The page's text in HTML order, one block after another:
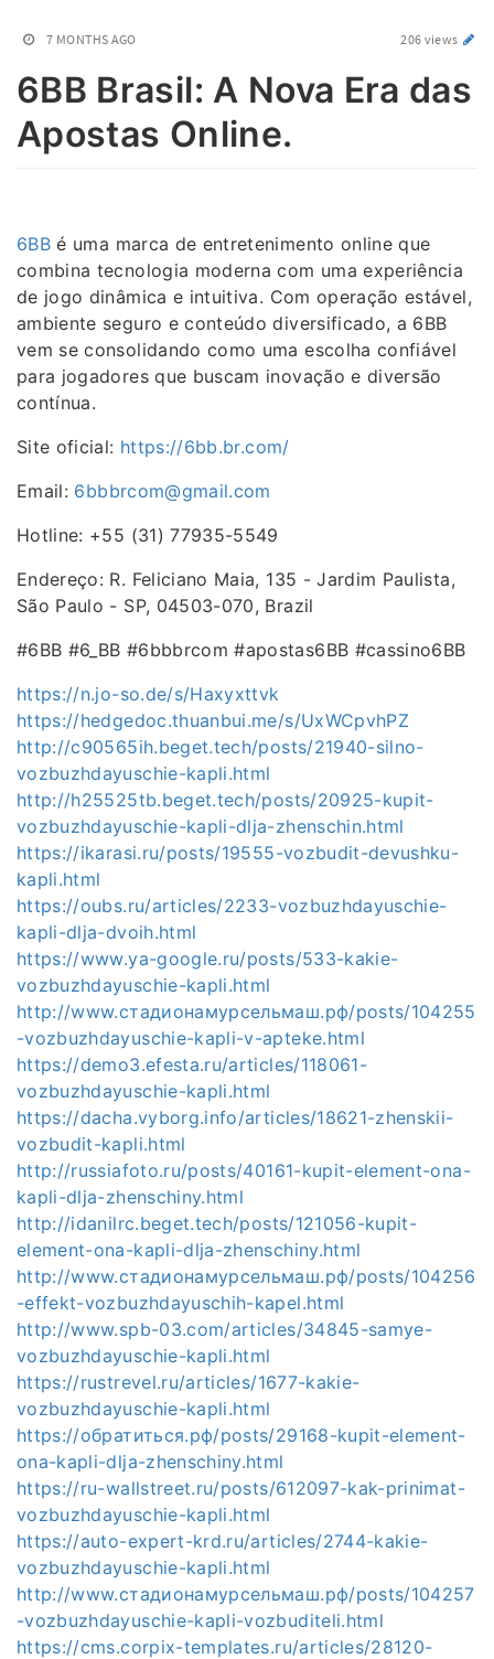
7 MONTHS AGO 206 views
6BB Brasil: A Nova Era das
Apostas Online.
6BB é uma marca de entretenimento online que
combina tecnologia moderna com uma experiência
de jogo dinâmica e intuitiva. Com operação estável,
ambiente seguro e conteúdo diversificado, a 6BB
vem se consolidando como uma escolha confiável
para jogadores que buscam inovação e diversão
contínua.
Site oficial: https://6bb.br.com/
Email: 6bbbrcom@gmail.com
Hotline: +55 (31) 77935-5549
Endereço: R. Feliciano Maia, 135 - Jardim Paulista,
São Paulo - SP, 04503-070, Brazil
#6BB #6_BB #6bbbrcom #apostas6BB #cassino6BB
https://n.jo-so.de/s/Haxyxttvk
https://hedgedoc.thuanbui.me/s/UxWCpvhPZ
http://c90565ih.beget.tech/posts/21940-silno-
vozbuzhdayuschie-kapli.html
http://h25525tb.beget.tech/posts/20925-kupit-
vozbuzhdayuschie-kapli-dlja-zhenschin.html
https://ikarasi.ru/posts/19555-vozbudit-devushku-
kapli.html
https://oubs.ru/articles/2233-vozbuzhdayuschie-
kapli-dlja-dvoih.html
https://www.ya-google.ru/posts/533-kakie-
vozbuzhdayuschie-kapli.html
http://www.стадионамурсельмаш.рф/posts/104255
-vozbuzhdayuschie-kapli-v-apteke.html
https://demo3.efesta.ru/articles/118061-
vozbuzhdayuschie-kapli.html
https://dacha.vyborg.info/articles/18621-zhenskii-
vozbudit-kapli.html
http://russiafoto.ru/posts/40161-kupit-element-ona-
kapli-dlja-zhenschiny.html
http://idanilrc.beget.tech/posts/121056-kupit-
element-ona-kapli-dlja-zhenschiny.html
http://www.стадионамурсельмаш.рф/posts/104256
-effekt-vozbuzhdayuschih-kapel.html
http://www.spb-03.com/articles/34845-samye-
vozbuzhdayuschie-kapli.html
https://rustrevel.ru/articles/1677-kakie-
vozbuzhdayuschie-kapli.html
https://обратиться.рф/posts/29168-kupit-element-
ona-kapli-dlja-zhenschiny.html
https://ru-wallstreet.ru/posts/612097-kak-prinimat-
vozbuzhdayuschie-kapli.html
https://auto-expert-krd.ru/articles/2744-kakie-
vozbuzhdayuschie-kapli.html
http://www.стадионамурсельмаш.рф/posts/104257
-vozbuzhdayuschie-kapli-vozbuditeli.html
https://cms.corpix-templates.ru/articles/28120-